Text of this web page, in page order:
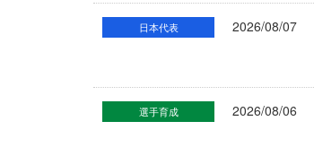
日本代表 2026/08/07
選手育成 2026/08/06